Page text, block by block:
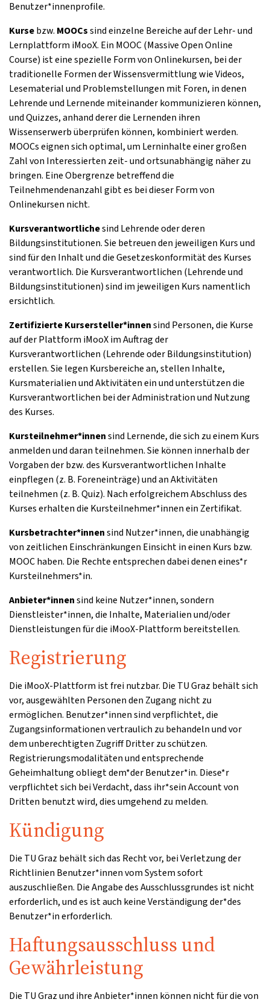
Benutzer*innenprofile.
Kursebzw. MOOCssind einzelne Bereiche auf der Lehr- und
Lernplattform iMooX. Ein MOOC (Massive Open Online
Course) ist eine spezielle Form von Onlinekursen, bei der
traditionelle Formen der Wissensvermittlung wie Videos,
Lesematerial und Problemstellungen mit Foren, in denen
Lehrende und Lernende miteinander kommunizieren können,
und Quizzes, anhand derer die Lernenden ihren
Wissenserwerb überprüfen können, kombiniert werden.
MOOCs eignen sich optimal, um Lerninhalte einer großen
Zahl von Interessierten zeit- und ortsunabhängig näher zu
bringen. Eine Obergrenze betreffend die
Teilnehmendenanzahl gibt es bei dieser Form von
Onlinekursen nicht.
Kursverantwortlichesind Lehrende oder deren
Bildungsinstitutionen. Sie betreuen den jeweiligen Kurs und
sind für den Inhalt und die Gesetzeskonformität des Kurses
verantwortlich. Die Kursverantwortlichen (Lehrende und
Bildungsinstitutionen) sind im jeweiligen Kurs namentlich
ersichtlich.
Zertifizierte Kursersteller*innensind Personen, die Kurse
auf der Plattform iMooX im Auftrag der
Kursverantwortlichen (Lehrende oder Bildungsinstitution)
erstellen. Sie legen Kursbereiche an, stellen Inhalte,
Kursmaterialien und Aktivitäten ein und unterstützen die
Kursverantwortlichen bei der Administration und Nutzung
des Kurses.
Kursteilnehmer*innensind Lernende, die sich zu einem Kurs
anmelden und daran teilnehmen. Sie können innerhalb der
Vorgaben der bzw. des Kursverantwortlichen Inhalte
einpflegen (z. B. Foreneinträge) und an Aktivitäten
teilnehmen (z. B. Quiz). Nach erfolgreichem Abschluss des
Kurses erhalten die Kursteilnehmer*innen ein Zertifikat.
Kursbetrachter*innensind Nutzer*innen, die unabhängig
von zeitlichen Einschränkungen Einsicht in einen Kurs bzw.
MOOC haben. Die Rechte entsprechen dabei denen eines*r
Kursteilnehmers*in.
Anbieter*innensind keine Nutzer*innen, sondern
Dienstleister*innen, die Inhalte, Materialien und/oder
Dienstleistungen für die iMooX-Plattform bereitstellen.
Registrierung
Die iMooX-Plattform ist frei nutzbar. Die TU Graz behält sich
vor, ausgewählten Personen den Zugang nicht zu
ermöglichen. Benutzer*innen sind verpflichtet, die
Zugangsinformationen vertraulich zu behandeln und vor
dem unberechtigten Zugriff Dritter zu schützen.
Registrierungsmodalitäten und entsprechende
Geheimhaltung obliegt dem*der Benutzer*in. Diese*r
verpflichtet sich bei Verdacht, dass ihr*sein Account von
Dritten benutzt wird, dies umgehend zu melden.
Kündigung
Die TU Graz behält sich das Recht vor, bei Verletzung der
Richtlinien Benutzer*innen vom System sofort
auszuschließen. Die Angabe des Ausschlussgrundes ist nicht
erforderlich, und es ist auch keine Verständigung der*des
Benutzer*in erforderlich.
Haftungsausschluss und
Gewährleistung
Die TU Graz und ihre Anbieter*innen können nicht für die von